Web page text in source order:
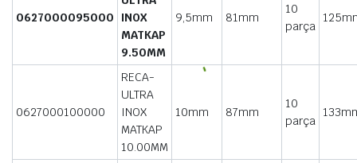
0627000095000
INOX
MATKAP
9.50MM
9,5mm 81mm
10
parça
0627000100000
RECA-
ULTRA
INOX
MATKAP
10.00MM
10mm 87mm
10
parça